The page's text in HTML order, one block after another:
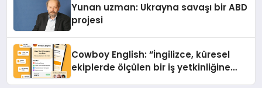
Yunan uzman: Ukrayna savaşı bir ABD
projesi
Cowboy English: “İngilizce, küresel
ekiplerde ölçülen bir iş yetkinliğine